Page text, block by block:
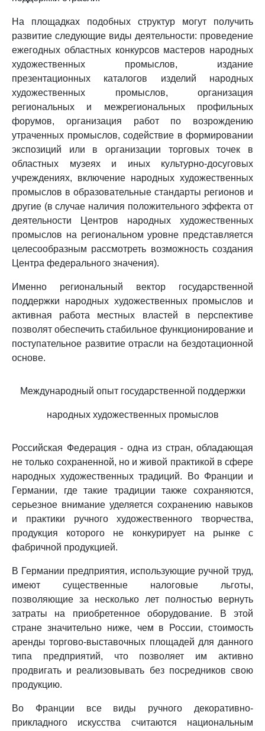
На площадках подобных структур могут получить
развитие следующие виды деятельности: проведение
ежегодных областных конкурсов мастеров народных
художественных промыслов, издание
презентационных каталогов изделий народных
художественных промыслов, организация
региональных и межрегиональных профильных
форумов, организация работ по возрождению
утраченных промыслов, содействие в формировании
экспозиций или в организации торговых точек в
областных музеях и иных культурно-досуговых
учреждениях, включение народных художественных
промыслов в образовательные стандарты регионов и
другие (в случае наличия положительного эффекта от
деятельности Центров народных художественных
промыслов на региональном уровне представляется
целесообразным рассмотреть возможность создания
Центра федерального значения).
Именно региональный вектор государственной
поддержки народных художественных промыслов и
активная работа местных властей в перспективе
позволят обеспечить стабильное функционирование и
поступательное развитие отрасли на бездотационной
основе.
Международный опыт государственной поддержки
народных художественных промыслов
Российская Федерация - одна из стран, обладающая
не только сохраненной, но и живой практикой в сфере
народных художественных традиций. Во Франции и
Германии, где такие традиции также сохраняются,
серьезное внимание уделяется сохранению навыков
и практики ручного художественного творчества,
продукция которого не конкурирует на рынке с
фабричной продукцией.
В Германии предприятия, использующие ручной труд,
имеют существенные налоговые льготы,
позволяющие за несколько лет полностью вернуть
затраты на приобретенное оборудование. В этой
стране значительно ниже, чем в России, стоимость
аренды торгово-выставочных площадей для данного
типа предприятий, что позволяет им активно
продвигать и реализовывать без посредников свою
продукцию.
Во Франции все виды ручного декоративно-
прикладного искусства считаются национальным